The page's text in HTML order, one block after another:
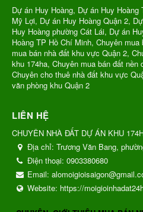
Dự án Huy Hoàng, Dự án Huy
Mỹ Lợi, Dự án Huy Hoàng Quận 2,
Huy Hoàng phường Cát Lái, Dự án
Hoàng TP Hồ Chí Minh, Chuyên
mua bán nhà đất khu vực Quận 2,
khu 174ha, Chuyên mua bán đất nền
Chuyên cho thuê nhà đất khu vực
văn phòng khu Quận 2
LIÊN HỆ
CHUYÊN NHÀ ĐẤT DỰ ÁN KHU
Địa chỉ: Trương Văn Bang,
Điện thoại: 0903380680
Email:
Website: https://